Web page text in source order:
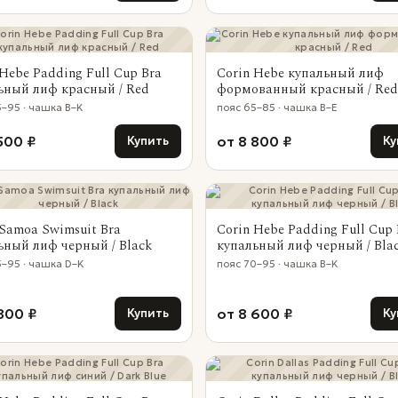
Padding Full Cup Bra
лиф красный / Red
· чашка B–K
₽ Купить
Corin Hebe купальный лиф
формованный красный / Red
пояс 65–85 · чашка B–E
от 8 800 ₽
Swimsuit Bra
лиф черный / Black
· чашка D–K
₽ Купить
Corin Hebe Padding Full Cup
купальный лиф черный /
пояс 70–95 · чашка B–K
от 8 600 ₽